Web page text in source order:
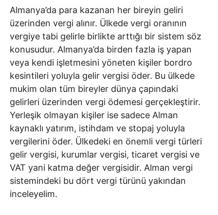
Almanya’da para kazanan her bireyin geliri
üzerinden vergi alınır. Ülkede vergi oranının
vergiye tabi gelirle birlikte arttığı bir sistem söz
konusudur. Almanya’da birden fazla iş yapan
veya kendi işletmesini yöneten kişiler bordro
kesintileri yoluyla gelir vergisi öder. Bu ülkede
mukim olan tüm bireyler dünya çapındaki
gelirleri üzerinden vergi ödemesi gerçekleştirir.
Yerleşik olmayan kişiler ise sadece Alman
kaynaklı yatırım, istihdam ve stopaj yoluyla
vergilerini öder. Ülkedeki en önemli vergi türleri
gelir vergisi, kurumlar vergisi, ticaret vergisi ve
VAT yani katma değer vergisidir. Alman vergi
sistemindeki bu dört vergi türünü yakından
inceleyelim.